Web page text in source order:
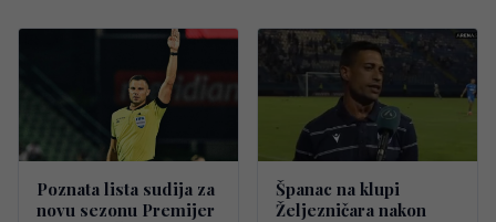
Poznata lista sudija za
novu sezonu Premijer
Španac na klupi
Željezničara nakon